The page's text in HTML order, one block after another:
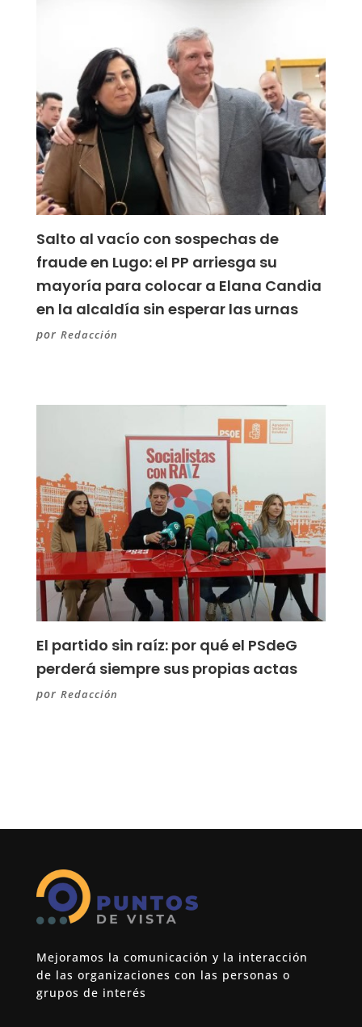
Salto al vacío con sospechas de
fraude en Lugo: el PP arriesga su
mayoría para colocar a Elana Candia
en la alcaldía sin esperar las urnas
por Redacción
El partido sin raíz: por qué el PSdeG
perderá siempre sus propias actas
por Redacción
Mejoramos la comunicación y la interacción
de las organizaciones con las personas o
grupos de interés